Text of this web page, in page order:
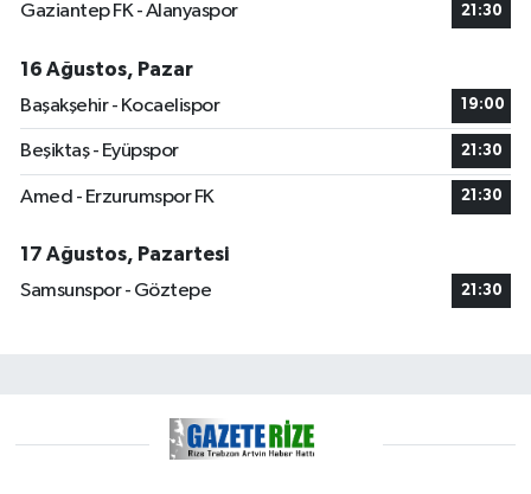
Gaziantep FK - Alanyaspor 21:30
16 Ağustos, Pazar
Başakşehir - Kocaelispor
19:00
Beşiktaş - Eyüpspor 21:30
Amed - Erzurumspor FK 21:30
17 Ağustos, Pazartesi
Samsunspor - Göztepe
21:30